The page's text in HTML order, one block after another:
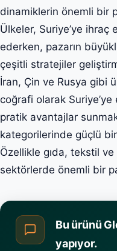
dinamiklerin önemli bir
Ülkeler, Suriye’ye
ederken, pazarın
çeşitli stratejiler
İran, Çin ve Rusya gibi
coğrafi olarak Suriye’ye
pratik avantajlar
kategorilerinde güçlü
Özellikle gıda, tekstil
sektörlerde önemli bir
Bu ürünü
yapıyor.